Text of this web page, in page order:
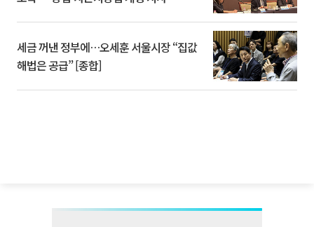
세금 꺼낸 정부에…오세훈 서울시장 “집값
해법은 공급” [종합]